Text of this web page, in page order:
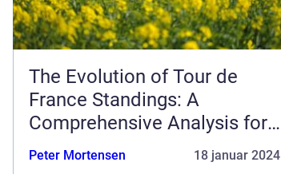
The Evolution of Tour de
France Standings: A
Comprehensive Analysis for
Sports Enthusiasts
Peter Mortensen 18 januar 2024